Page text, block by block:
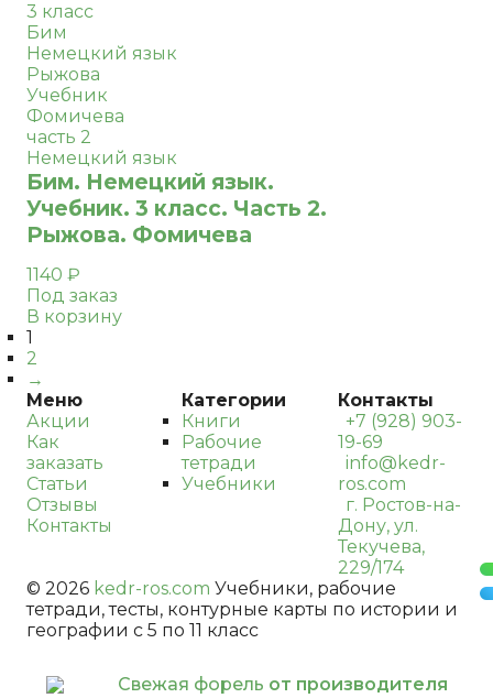
3 класс
Бим
Немецкий язык
Рыжова
Учебник
Фомичева
часть 2
Немецкий язык
Бим. Немецкий язык.
Учебник. 3 класс. Часть 2.
Рыжова. Фомичева
1140 ₽
Под заказ
В корзину
1
2
→
Меню
Акции
Как
заказать
Статьи
Отзывы
Контакты
Категории
Книги
Рабочие
тетради
Учебники
Контакты
+7 (928) 903-
19-69
info@kedr-
ros.com
г. Ростов-на-
Дону, ул.
Текучева,
229/174
© 2026 kedr-ros.com Учебники, рабочие
тетради, тесты, контурные карты по истории и
географии с 5 по 11 класс
Свежая форель от производителя